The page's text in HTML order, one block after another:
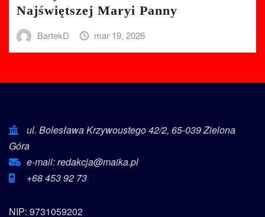
Najświętszej Maryi Panny
BartekD mar 19, 2026
ul. Bolesława Krzywoustego 42/2, 65-039 Zielona
Góra
e-mail: redakcja@maika.pl
+68 453 92 73
NIP: 9731059202